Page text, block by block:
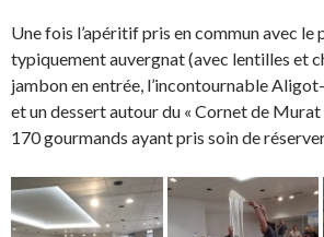
Une fois l’apéritif pris en commun avec le
typiquement auvergnat (avec lentilles et
jambon en entrée, l’incontournable
et un dessert autour du « Cornet de
170 gourmands ayant pris soin de